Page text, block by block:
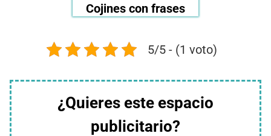
Cojines con frases
5/5 - (1 voto)
¿Quieres este espacio
publicitario?